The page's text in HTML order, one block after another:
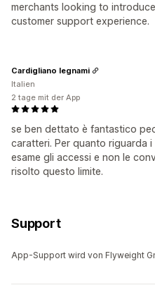
merchants looking to
customer support experience.
se ben dettato è fantastico
caratteri. Per quanto riguarda
esame gli accessi e non le
risolto questo limite.
Cardigliano legnami
Italien
2 tage mit der App
Support
App-Support wird von Flyweight